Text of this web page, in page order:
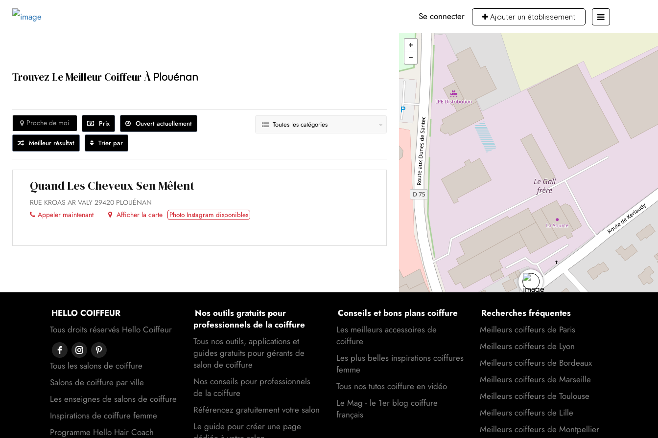
Se connecter Ajouter un établissement
Trouvez Le Meilleur Coiffeur À Plouénan
Prix Ouvert actuellement
Proche de moi
Meilleur résultat Trier par
Toutes les catégories
Quand Les Cheveux Sen Mêlent
RUE KROAS AR VALY 29420 PLOUÉNAN
Appeler maintenant
Afficher la carte Photo Instagram disponibles
HELLO COIFFEUR
Tous droits réservés Hello Coiffeur
Tous les salons de coiffure
Salons de coiffure par ville
Les enseignes de salons de coiffure
Inspirations de coiffure femme
Programme Hello Hair Coach
Nos outils gratuits pour
professionnels de la coiffure
Tous nos outils, applications et
guides gratuits pour gérants de
salon de coiffure
Nos conseils pour professionnels
de la coiffure
Référencez gratuitement votre salon
Le guide pour créer une page
Conseils et bons plans coiffure
Les meilleurs accessoires de
coiffure
Les plus belles inspirations coiffures
femme
Tous nos tutos coiffure en vidéo
Le Mag - le 1er blog coiffure
français
Recherches fréquentes
Meilleurs coiffeurs de Paris
Meilleurs coiffeurs de Lyon
Meilleurs coiffeurs de Bordeaux
Meilleurs coiffeurs de Marseille
Meilleurs coiffeurs de Toulouse
Meilleurs coiffeurs de Lille
Meilleurs coiffeurs de Montpellier